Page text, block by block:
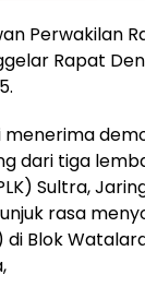
Rapat
dari tiga
Sultra,
rasa
Blok